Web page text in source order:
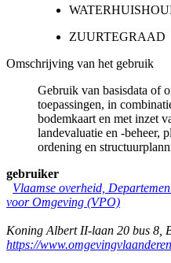
ZUURTEGRAAD
Omschrijving van het gebruik
Gebruik van basisdata of
toepassingen, in
bodemkaart en met inzet
landevaluatie en -beheer,
ordening en
gebruiker
Vlaamse overheid,
voor Omgeving (VPO)
Koning Albert II-laan 20 bus 8
https://